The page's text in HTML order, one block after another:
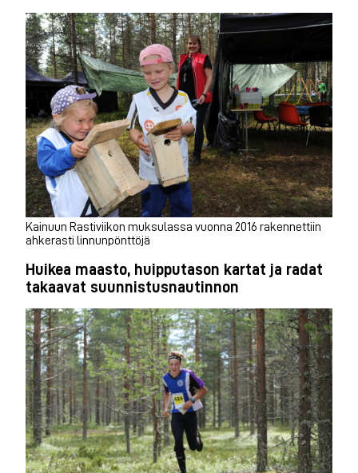
Kainuun Rastiviikon muksulassa vuonna 2016 rakennettiin
ahkerasti linnunpönttöjä
Huikea maasto, huipputason kartat ja radat
takaavat suunnistusnautinnon